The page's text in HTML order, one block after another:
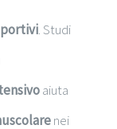
. Studi
aiuta
nei